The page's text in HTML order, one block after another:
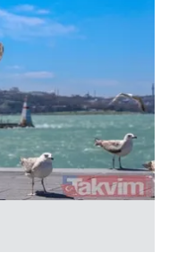
ilişkin detaylı bilgi
Bilgilendirme
Kanunu uyarınca
ve sitemizde
çerezlerle ilgili bilgi